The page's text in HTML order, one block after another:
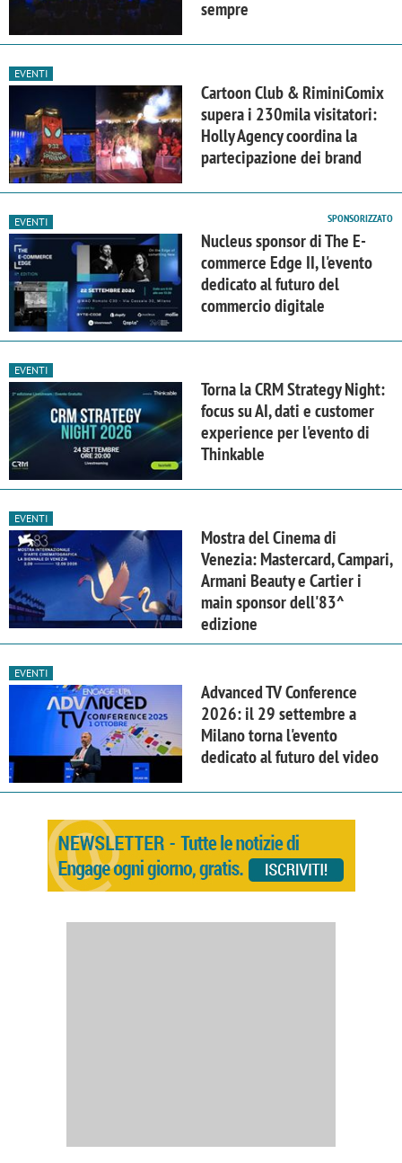
sempre
EVENTI
Cartoon Club & RiminiComix
supera i 230mila visitatori:
Holly Agency coordina la
partecipazione dei brand
EVENTI SPONSORIZZATO
Nucleus sponsor di The E-
commerce Edge II, l'evento
dedicato al futuro del
commercio digitale
EVENTI
Torna la CRM Strategy Night:
focus su AI, dati e customer
experience per l'evento di
Thinkable
EVENTI
Mostra del Cinema di
Venezia: Mastercard, Campari,
Armani Beauty e Cartier i
main sponsor dell'83^
edizione
EVENTI
Advanced TV Conference
2026: il 29 settembre a
Milano torna l'evento
dedicato al futuro del video